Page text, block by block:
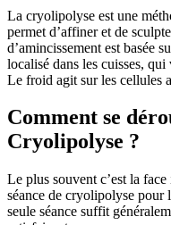
La cryolipolyse est une
permet d’affiner et de
d’amincissement est basée
localisé dans les cuisses,
Le froid agit sur les cellules
Comment se
Cryolipolyse ?
Le plus souvent c’est la
séance de cryolipolyse pour
seule séance suffit